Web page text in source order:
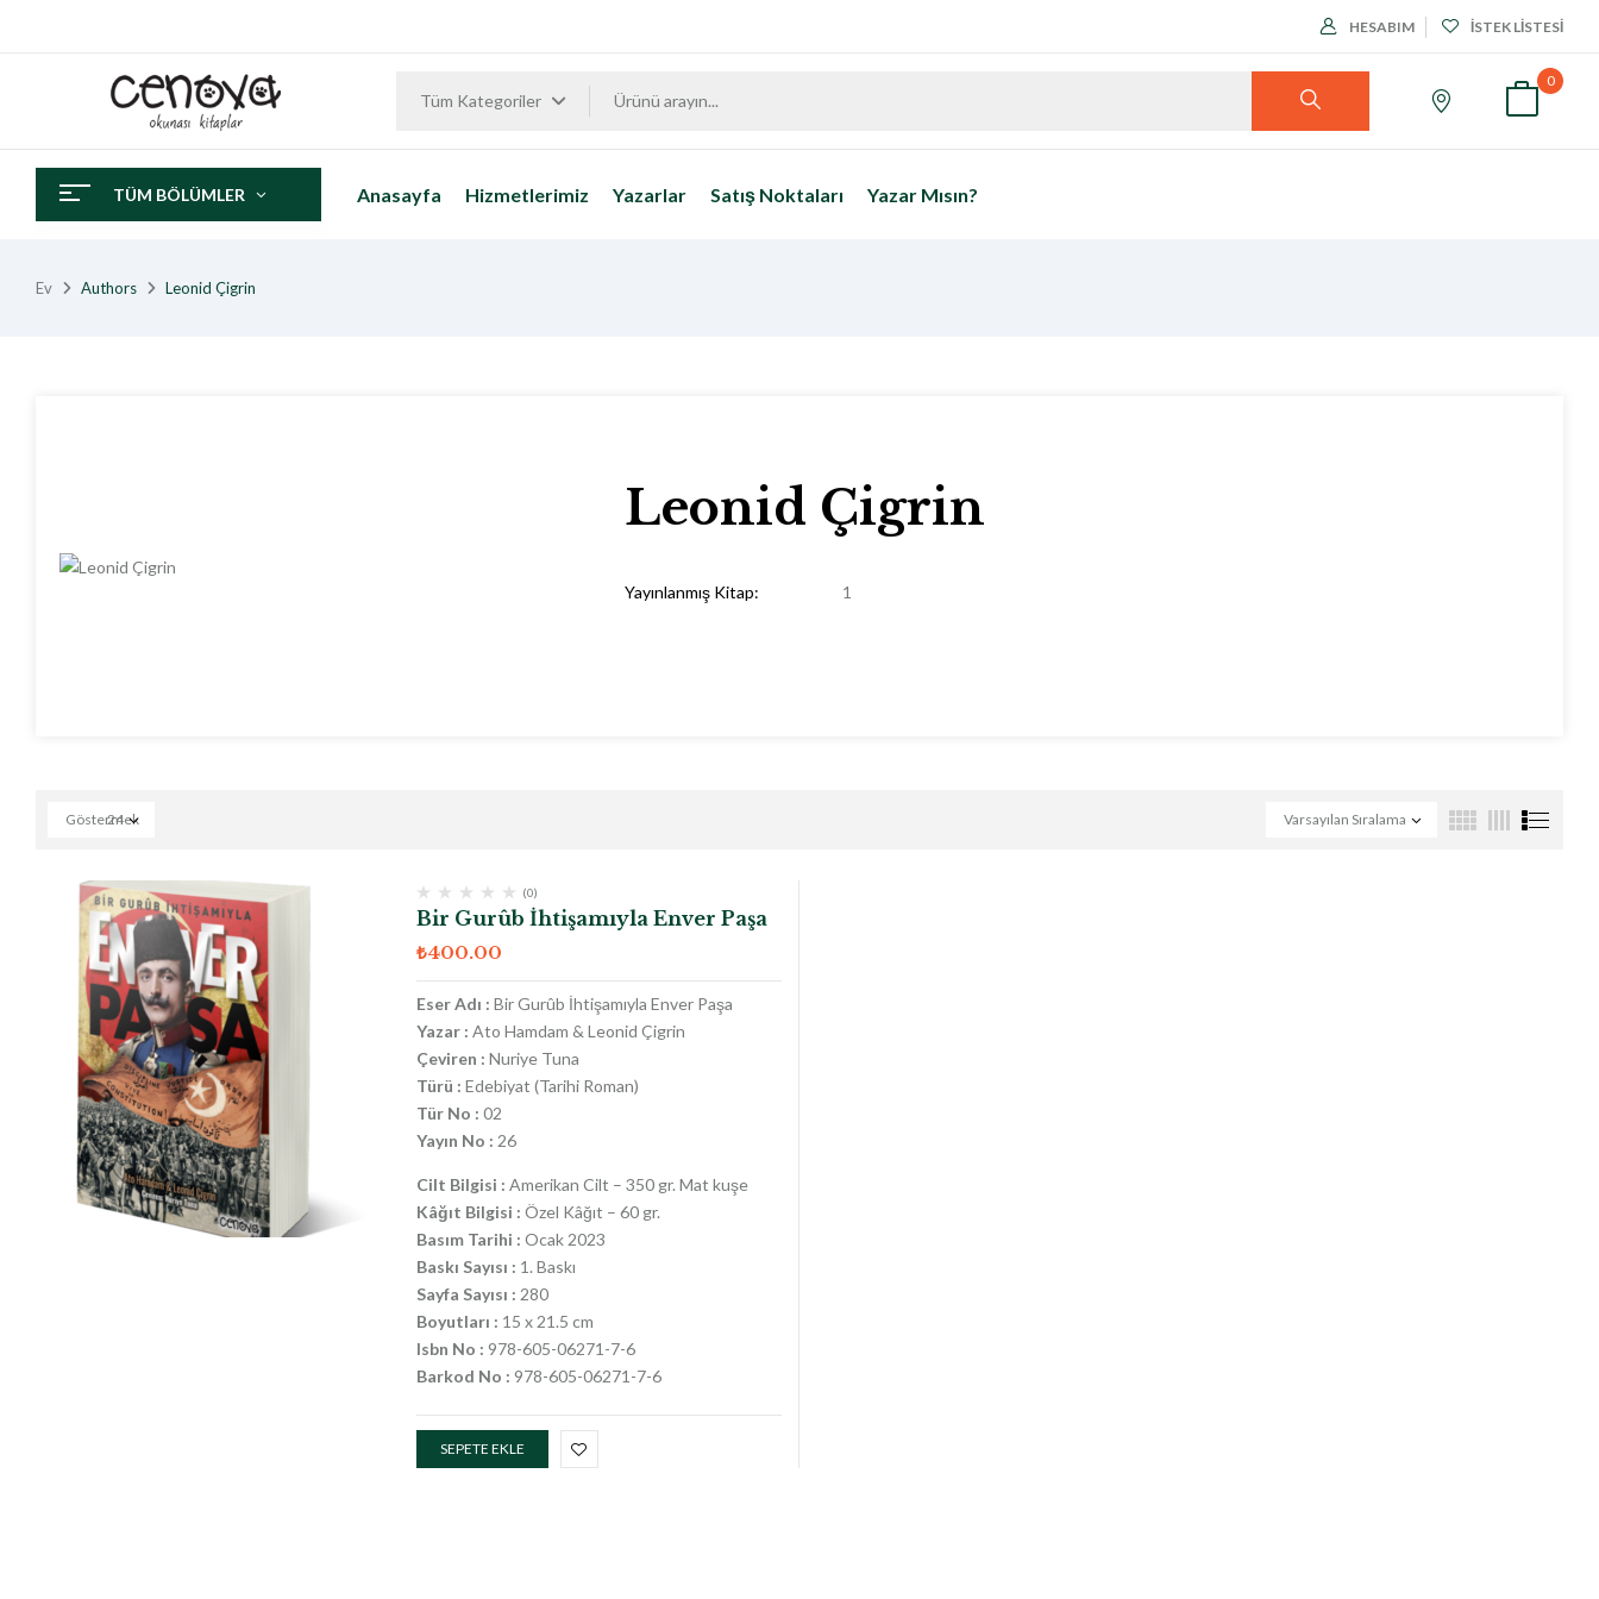
HESABIM İSTEK LISTESI
Tüm Kategoriler
0
TÜM BÖLÜMLER Anasayfa Hizmetlerimiz Yazarlar Satış Noktaları Yazar Mısın?
Ev Authors Leonid Çigrin
Leonid Çigrin
Yayınlanmış Kitap: 1
Varsayılan Sıralama
Göstermek
24
(0)
Bir Gurûb İhtişamıyla Enver Paşa
₺400.00
Eser Adı : Bir Gurûb İhtişamıyla Enver Paşa
Yazar : Ato Hamdam & Leonid Çigrin
Çeviren : Nuriye Tuna
Türü : Edebiyat (Tarihi Roman)
Tür No : 02
Yayın No : 26
Cilt Bilgisi : Amerikan Cilt – 350 gr. Mat kuşe
Kâğıt Bilgisi : Özel Kâğıt – 60 gr.
Basım Tarihi : Ocak 2023
Baskı Sayısı : 1. Baskı
Sayfa Sayısı : 280
Boyutları : 15 x 21.5 cm
Isbn No : 978-605-06271-7-6
Barkod No : 978-605-06271-7-6
SEPETE EKLE